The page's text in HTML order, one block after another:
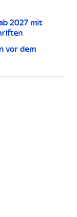
2027 mit
vor dem